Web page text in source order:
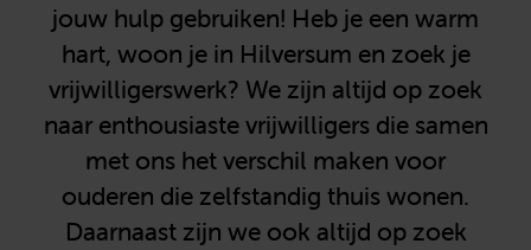
jouw hulp gebruiken! Heb je een warm
hart, woon je in Hilversum en zoek je
vrijwilligerswerk? We zijn altijd op zoek
naar enthousiaste vrijwilligers die samen
met ons het verschil maken voor
ouderen die zelfstandig thuis wonen.
Daarnaast zijn we ook altijd op zoek